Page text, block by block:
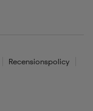
Recensionspolicy